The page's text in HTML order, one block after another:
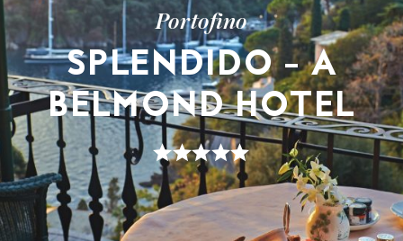
Portofino
SPLENDIDO – A
BELMOND HOTEL